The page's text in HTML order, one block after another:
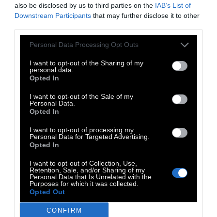
also be disclosed by us to third parties on the IAB’s List of
Downstream Participants that may further disclose it to other
Personal Data Processing Opt Outs
I want to opt-out of the Sharing of my
personal data.
Opted In
I want to opt-out of the Sale of my
Personal Data.
Opted In
I want to opt-out of processing my
Personal Data for Targeted Advertising.
Opted In
I want to opt-out of Collection, Use,
Retention, Sale, and/or Sharing of my
Personal Data that Is Unrelated with the
Purposes for which it was collected.
Opted Out
CONFIRM
Το βίντεο 50th anniversary of Amnesty
International σκηνοθέτησε ο Carlos Lascano.
Τη μουσική υπογράφει ο βραβευμένος με
Όσκαρ Hans Zimmer.